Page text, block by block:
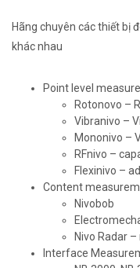
Hãng chuyên các thiết bị
khác nhau
Point level
Rotonovo –
Vibranivo –
Mononivo –
RFnivo –
Flexinivo –
Content
Nivobob
Nivo Radar
Interface